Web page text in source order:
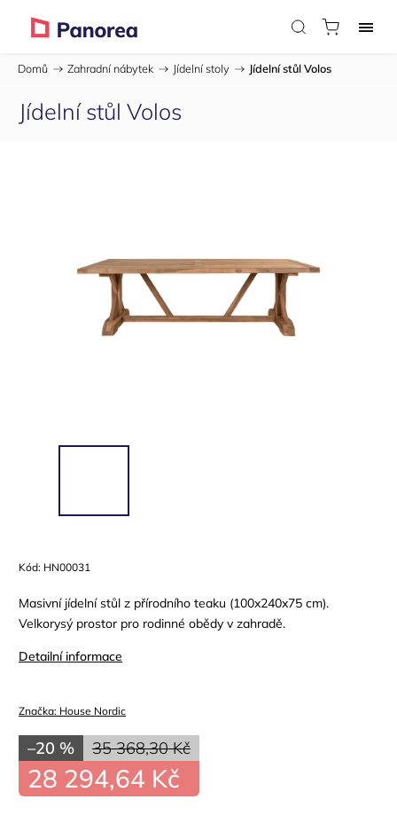
Domů / Zahradní nábytek / Jídelní stoly / Jídelní stůl Volos
Jídelní stůl Volos
Kód: HN00031
Masivní jídelní stůl z přírodního teaku (100x240x75 cm).
Velkorysý prostor pro rodinné obědy v zahradě.
Detailní informace
Značka: House Nordic
35 368,30 Kč
–20 %
28 294,64 Kč